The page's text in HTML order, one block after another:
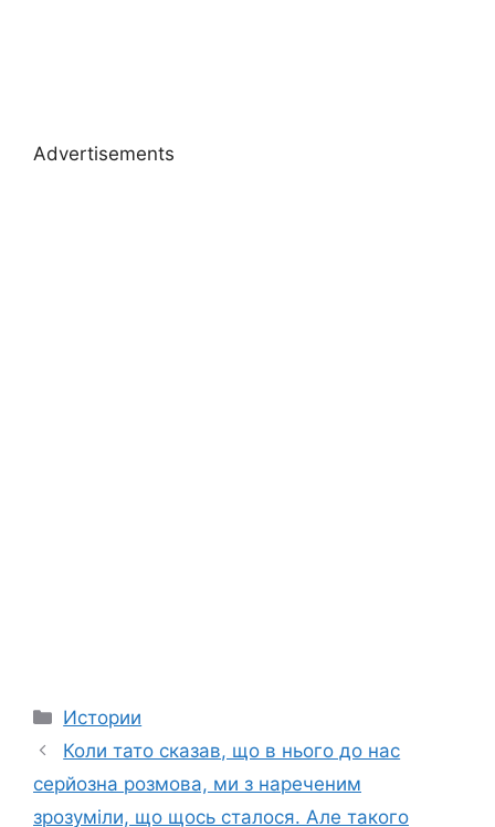
Advertisements
Categories
Истории
Коли тато сказав, що в нього до нас
серйозна розмова, ми з нареченим
зрозуміли, що щось сталося. Але такого